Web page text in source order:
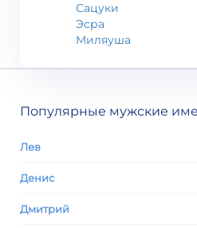
Сацуки
Эсра
Миляуша
Популярные мужские
Лев
Денис
Дмитрий